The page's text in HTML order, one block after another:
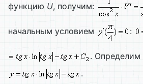
функцию U, получим:
начальным условием :
. Определим
.